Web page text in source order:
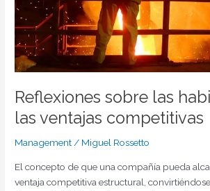
Reflexiones sobre las
las ventajas competitivas
Management/ Miguel Rossetto
El concepto de que una compañía pueda
ventaja competitiva estructural,